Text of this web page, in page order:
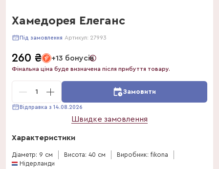
Хамедорея Елеганс
Під замовлення Артикул: 27993
260 ₴ +13 бонусів
Фінальна ціна буде визначена після прибуття товару.
1 Замовити
Відправка з 14.08.2026
Швидке замовлення
Характеристики
Діаметр: 9 см Висота: 40 см
Виробник: fikona
Нідерланди